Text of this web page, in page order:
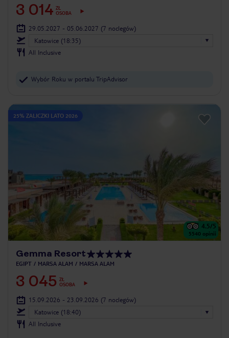
3 014 ZŁ
OSOBA
29.05.2027 - 05.06.2027 (7 noclegów)
Katowice (18:35)
All Inclusive
Wybór Roku w portalu TripAdvisor
25% ZALICZKI LATO 2026
4.5/5
5540 opinii
Gemma Resort
EGIPT MARSA ALAM MARSA ALAM
3 045 ZŁ
OSOBA
15.09.2026 - 23.09.2026 (7 noclegów)
Katowice (18:40)
All Inclusive